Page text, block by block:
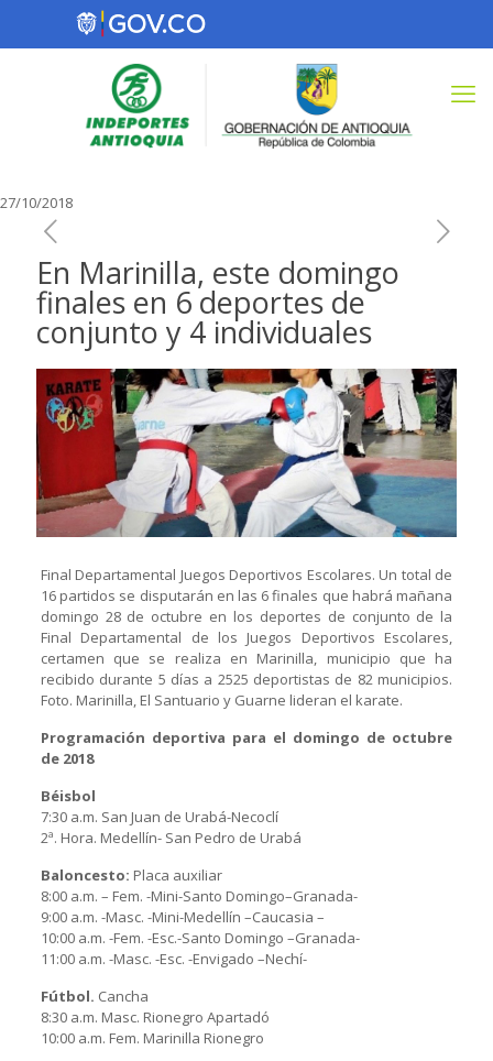
27/10/2018
En Marinilla, este domingo
finales en 6 deportes de
conjunto y 4 individuales
Final Departamental Juegos Deportivos Escolares. Un total de
16 partidos se disputarán en las 6 finales que habrá mañana
domingo 28 de octubre en los deportes de conjunto de la
Final Departamental de los Juegos Deportivos Escolares,
certamen que se realiza en Marinilla, municipio que ha
recibido durante 5 días a 2525 deportistas de 82 municipios.
Foto. Marinilla, El Santuario y Guarne lideran el karate.
Programación deportiva para el domingo de octubre
de 2018
Béisbol
7:30 a.m. San Juan de Urabá-Necoclí
2ª. Hora. Medellín- San Pedro de Urabá
Baloncesto: Placa auxiliar
8:00 a.m. – Fem. -Mini-Santo Domingo–Granada-
9:00 a.m. -Masc. -Mini-Medellín –Caucasia –
10:00 a.m. -Fem. -Esc.-Santo Domingo –Granada-
11:00 a.m. -Masc. -Esc. -Envigado –Nechí-
Fútbol. Cancha
8:30 a.m. Masc. Rionegro Apartadó
10:00 a.m. Fem. Marinilla Rionegro